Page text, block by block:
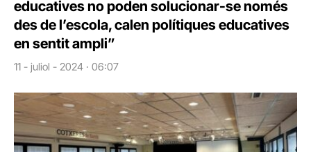
educatives no poden solucionar-se només
des de l’escola, calen polítiques educatives
en sentit ampli”
11 - juliol - 2024 · 06:07